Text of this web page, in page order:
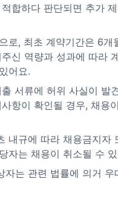
합하다 판단되면 추가
로, 최초 계약기간은 6개
신 역량과 성과에 따라
어요.
서류에 허위 사실이 발
항이 확인될 경우, 채용
내규에 따라 채용금지자
자는 채용이 취소될 수
자는 관련 법률에 의거 우